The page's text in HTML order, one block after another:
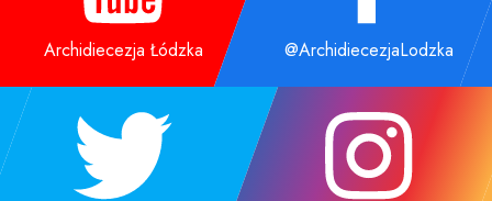
Archidiecezja Łódzka @ArchidiecezjaLodzka